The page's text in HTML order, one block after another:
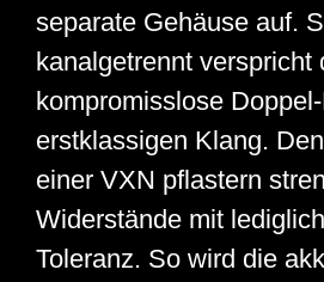
separate Gehäuse auf.
kanalgetrennt verspricht
kompromisslose
erstklassigen Klang.
einer VXN pflastern
Widerstände mit
Toleranz. So wird die